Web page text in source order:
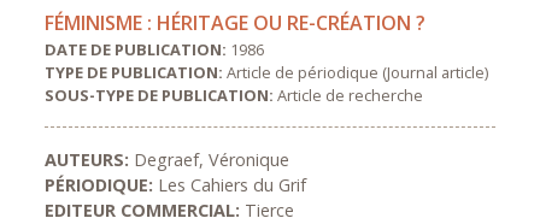
FÉMINISME : HÉRITAGE OU RE-CRÉATION ?
DATE DE PUBLICATION: 1986
TYPE DE PUBLICATION:Article de périodique (Journal article)
SOUS-TYPE DE PUBLICATION:Article de recherche
AUTEURS: Degraef, Véronique
PÉRIODIQUE: Les Cahiers du Grif
EDITEUR COMMERCIAL: Tierce